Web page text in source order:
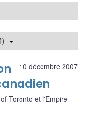
10 décembre 2007
Toronto et l'Empire